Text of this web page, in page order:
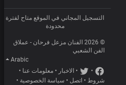
التسجيل المجاني في الموقع متاح لفترة
محدودة
© 2026 الفنان مزعل فرحان - عملاق
الفن الشعبي
Arabic
•
• الاخبار • معلومات عنا •
شروط • اتصل • سياسة الخصوصية •